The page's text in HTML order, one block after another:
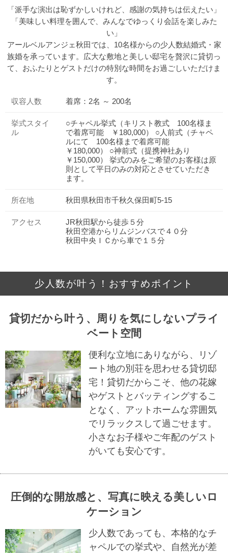
「派手な演出は恥ずかしいけれど、感謝の気持ちは伝えたい」
「美味しい料理を囲んで、みんなでゆっくり会話を楽しみた
い」
アールベルアンジェ秋田では、10名様からの少人数結婚式・家
族婚を承っています。広大な敷地と美しい邸宅を贅沢に貸切っ
て、おふたりとゲストだけの特別な時間をお過ごしいただけま
す。
収容人数 着席：2名 ～ 200名
挙式スタイ
ル
○チャペル挙式（キリスト教式 100名様ま
で着席可能 ￥180,000） ○人前式（チャペ
ルにて 100名様まで着席可能
￥180,000） ○神前式（提携神社あり
￥150,000） 挙式のみをご希望のお客様は原
則として平日のみの対応とさせていただき
ます。
所在地 秋田県秋田市千秋久保田町5-15
アクセス
JR秋田駅から徒歩５分
秋田空港からリムジンバスで４０分
秋田中央ＩＣから車で１５分
少人数が叶う！おすすめポイント
貸切だから叶う、周りを気にしないプライ
ベート空間
便利な立地にありながら、リゾ
ート地の別荘を思わせる貸切邸
宅！貸切だからこそ、他の花嫁
やゲストとバッティングするこ
となく、アットホームな雰囲気
でリラックスして過ごせます。
小さなお子様やご年配のゲスト
がいても安心です。
圧倒的な開放感と、写真に映える美しいロ
ケーション
少人数であっても、本格的なチ
ャペルでの挙式や、自然光が差